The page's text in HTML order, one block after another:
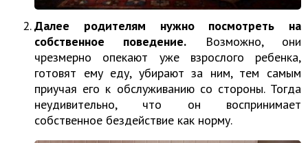
Далее родителям нужно посмотреть на
собственное поведение. Возможно, они
чрезмерно опекают уже взрослого ребенка,
готовят ему еду, убирают за ним, тем самым
приучая его к обслуживанию со стороны. Тогда
неудивительно, что он воспринимает
собственное бездействие как норму.